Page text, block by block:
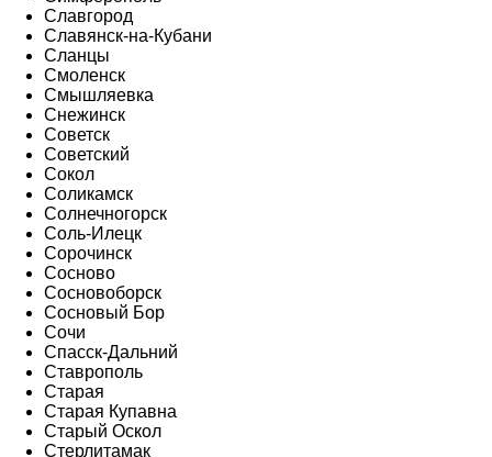
Славгород
Славянск-на-Кубани
Сланцы
Смоленск
Смышляевка
Снежинск
Советск
Советский
Сокол
Соликамск
Солнечногорск
Соль-Илецк
Сорочинск
Сосново
Сосновоборск
Сосновый Бор
Сочи
Спасск-Дальний
Ставрополь
Старая
Старая Купавна
Старый Оскол
Стерлитамак